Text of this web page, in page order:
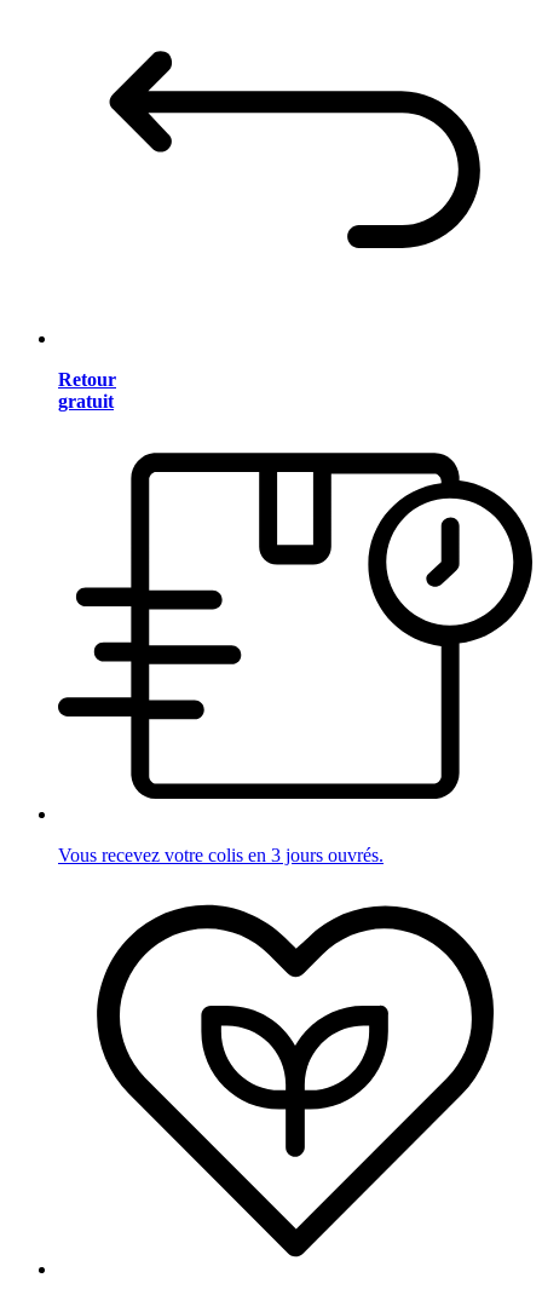
Retour
gratuit
Vous recevez votre colis en 3 jours ouvrés.